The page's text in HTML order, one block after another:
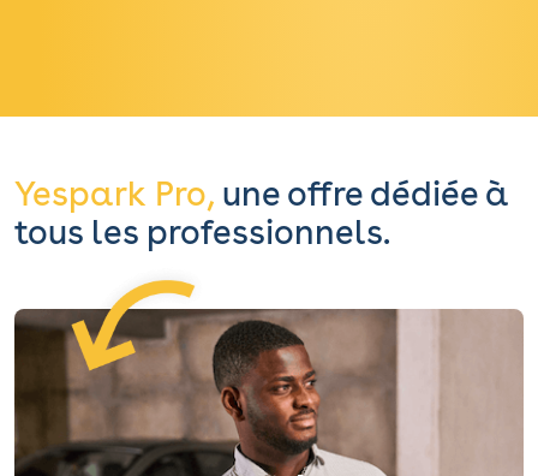
Yespark Pro, une offre dédiée à
tous les professionnels.